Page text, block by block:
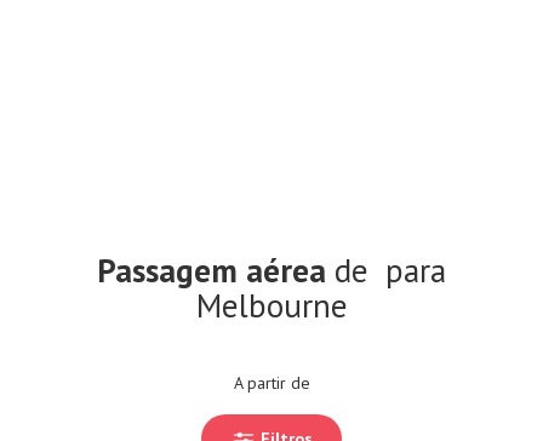
Passagem aérea de para
Melbourne
A partir de